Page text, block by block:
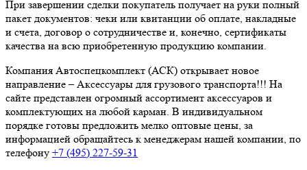
При завершении сделки покупатель получает на руки полный
пакет документов: чеки или квитанции об оплате, накладные
и счета, договор о сотрудничестве и, конечно, сертификаты
качества на всю приобретенную продукцию компании.
Компания Автоспецкомплект (АСК) открывает новое
направление – Аксессуары для грузового транспорта!!! На
сайте представлен огромный ассортимент аксессуаров и
комплектующих на любой карман. В индивидуальном
порядке готовы предложить мелко оптовые цены, за
информацией обращайтесь к менеджерам нашей компании, по
телефону +7 (495) 227-59-31